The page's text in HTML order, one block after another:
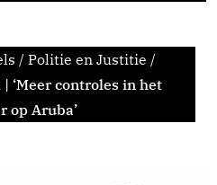
/ Politie en Justitie /
‘Meer controles in het
op Aruba’